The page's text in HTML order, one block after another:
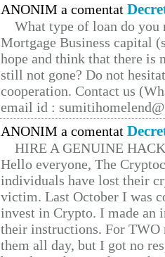
ANONIM a comentat
What type of loan do you
Mortgage Business capital
hope and think that there is
still not gone? Do not
cooperation. Contact us
email id :
ANONIM a comentat
HIRE A GENUINE
Hello everyone, The
individuals have lost their
victim. Last October I was
invest in Crypto. I made
their instructions. For TWO
them all day, but I got no